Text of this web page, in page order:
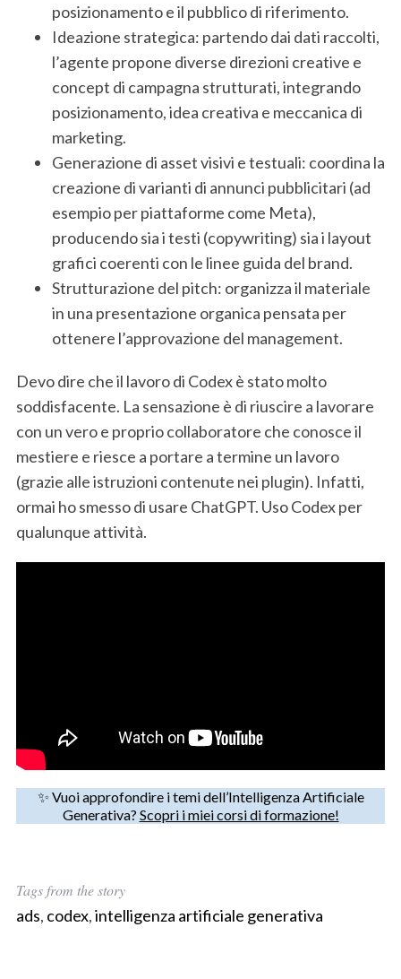
posizionamento e il pubblico di riferimento.
Ideazione strategica: partendo dai dati raccolti,
l’agente propone diverse direzioni creative e
concept di campagna strutturati, integrando
posizionamento, idea creativa e meccanica di
marketing.
Generazione di asset visivi e testuali: coordina la
creazione di varianti di annunci pubblicitari (ad
esempio per piattaforme come Meta),
producendo sia i testi (copywriting) sia i layout
grafici coerenti con le linee guida del brand.
Strutturazione del pitch: organizza il materiale
in una presentazione organica pensata per
ottenere l’approvazione del management.
Devo dire che il lavoro di Codex è stato molto
soddisfacente. La sensazione è di riuscire a lavorare
con un vero e proprio collaboratore che conosce il
mestiere e riesce a portare a termine un lavoro
(grazie alle istruzioni contenute nei plugin). Infatti,
ormai ho smesso di usare ChatGPT. Uso Codex per
qualunque attività.
✨ Vuoi approfondire i temi dell’Intelligenza Artificiale
Generativa? Scopri i miei corsi di formazione!
Tags from the story
ads, codex,intelligenza artificiale generativa
e
a
f
o